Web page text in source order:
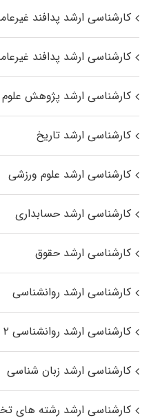
کارشناسی ارشد پدافند
کارشناسی ارشد پدافند
کارشناسی ارشد پژوهش
کارشناسی ارشد تاریخ
کارشناسی ارشد علوم ورزشی
کارشناسی ارشد حسابداری
کارشناسی ارشد حقوق
کارشناسی ارشد روانشناسی
کارشناسی ارشد روانشناسی ۲
کارشناسی ارشد زبان شناسی
کارشناسی ارشد رﺷﺘﻪ ﻫﺎی